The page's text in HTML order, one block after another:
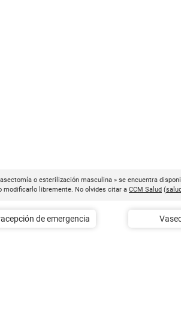
o esterilización masculina » se encuentra
modificarlo libremente. No olvides citar a CCM Salud (
de emergencia